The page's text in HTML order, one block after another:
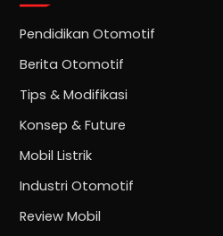
Pendidikan Otomotif
Berita Otomotif
Tips & Modifikasi
Konsep & Future
Mobil Listrik
Industri Otomotif
Review Mobil